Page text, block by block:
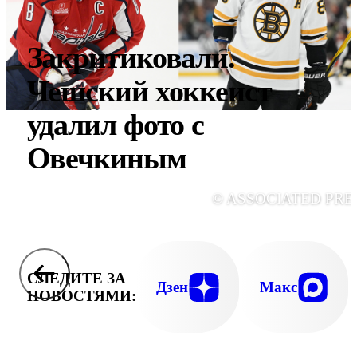
Закритиковали.
Чешский хоккеист
удалил фото с
Овечкиным
© ASSOCIATED
СЛЕДИТЕ ЗА
НОВОСТЯМИ:
Дзен Макс